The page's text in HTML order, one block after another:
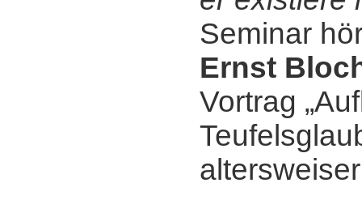
Seminar
Ernst
Vortrag